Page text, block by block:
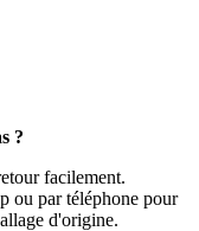
?
facilement.
ou par téléphone pour
d'origine.